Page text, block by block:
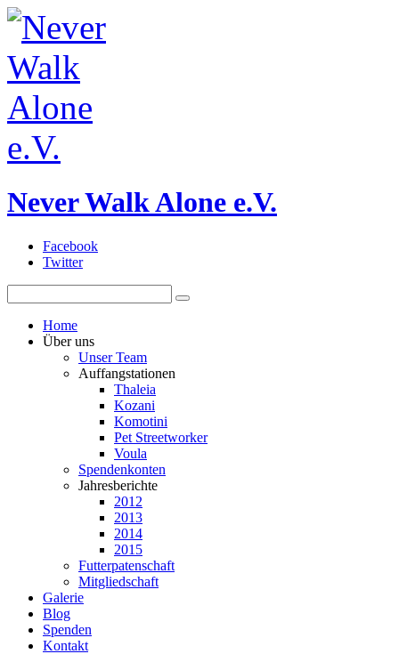
Never Walk Alone e.V.
Facebook
Twitter
Home
Über uns
Unser Team
Auffangstationen
Thaleia
Kozani
Komotini
Pet Streetworker
Voula
Spendenkonten
Jahresberichte
2012
2013
2014
2015
Futterpatenschaft
Mitgliedschaft
Galerie
Blog
Spenden
Kontakt